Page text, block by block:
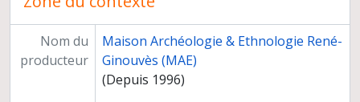
Nom du
producteur
Maison Archéologie & Ethnologie René-
Ginouvès (MAE)
(Depuis 1996)